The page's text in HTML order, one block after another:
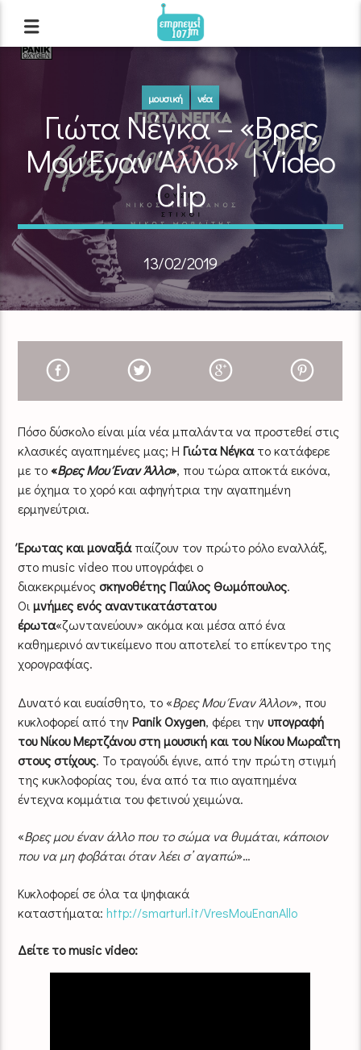
μουσική νέα
Γιώτα Νέγκα – «Βρες
Mου Έναν Άλλο» | Video
Clip
13/02/2019
Πόσο δύσκολο είναι μία νέα μπαλάντα να προστεθεί στις
κλασικές αγαπημένες μας; ΗΓιώτα Νέγκατο κατάφερε
με το«Βρες Mου Έναν Άλλο», που τώρα αποκτά εικόνα,
με όχημα το χορό και αφηγήτρια την αγαπημένη
ερμηνεύτρια.
Έρωτας και μοναξιάπαίζουν τον πρώτο ρόλο εναλλάξ,
στο music video που υπογράφει ο
διακεκριμένοςσκηνοθέτης Παύλος Θωμόπουλος.
Οιμνήμες ενός αναντικατάστατου
έρωτα«ζωντανεύουν» ακόμα και μέσα από ένα
καθημερινό αντικείμενο που αποτελεί το επίκεντρο της
χορογραφίας.
Δυνατό και ευαίσθητο, το «Βρες Μου Έναν Άλλον», που
κυκλοφορεί από τηνPanik Oxygen, φέρει την υπογραφή
του Νίκου Μερτζάνου στη μουσική και του Νίκου Μωραΐτη
στους στίχους. Το τραγούδι έγινε, από την πρώτη στιγμή
της κυκλοφορίας του, ένα από τα πιο αγαπημένα
έντεχνα κομμάτια του φετινού χειμώνα.
«Βρες μου έναν άλλο που το σώμα να θυμάται, κάποιον
που να μη φοβάται όταν λέει σ’ αγαπώ»…
Κυκλοφορεί σε όλα τα ψηφιακά
καταστήματα:http://smarturl.it/VresMouEnanAllo
Δείτε το music video: